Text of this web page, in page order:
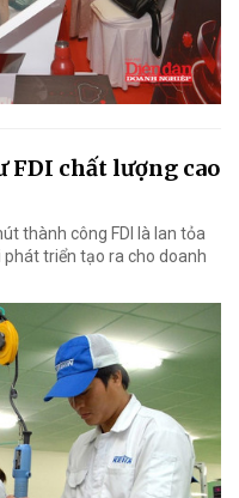
FDI chất lượng cao
thành công FDI là lan tỏa
triển tạo ra cho doanh